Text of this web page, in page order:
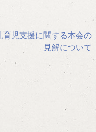
育児支援に関する本会の
見解について